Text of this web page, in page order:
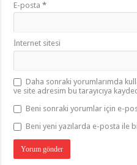
E-posta*
İnternet sitesi
Daha sonraki yorumlarımda
ve site adresim bu tarayıcıya
Beni sonraki yorumlar için e-
Beni yeni yazılarda e-posta ile